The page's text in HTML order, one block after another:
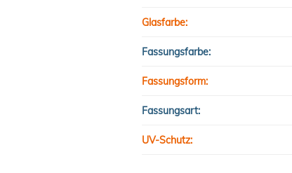
Glasfarbe:
Fassungsfarbe:
Fassungsform:
Fassungsart:
UV-Schutz: